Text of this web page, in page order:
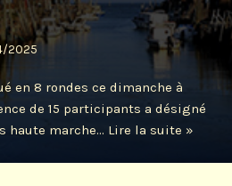
2025
en 8 rondes ce dimanche à
de 15 participants a désigné
haute marche… Lire la suite »